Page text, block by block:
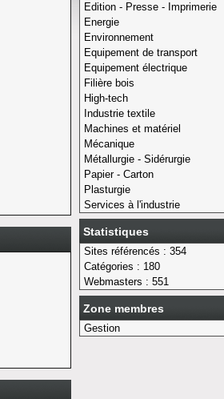
Edition - Presse - Imprimerie
Energie
Environnement
Equipement de transport
Equipement électrique
Filière bois
High-tech
Industrie textile
Machines et matériel
Mécanique
Métallurgie - Sidérurgie
Papier - Carton
Plasturgie
Services à l'industrie
Statistiques
Sites référencés : 354
Catégories : 180
Webmasters : 551
Zone membres
Gestion